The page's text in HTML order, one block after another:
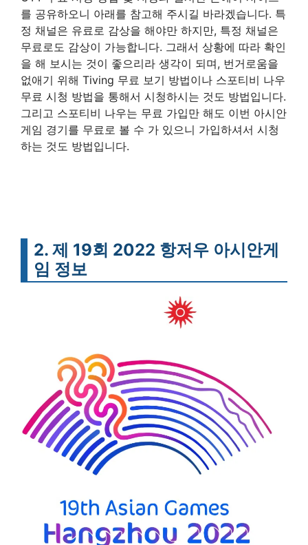
를 공유하오니 아래를 참고해 주시길 바라겠습니다. 특
정 채널은 유료로 감상을 해야만 하지만, 특정 채널은
무료로도 감상이 가능합니다. 그래서 상황에 따라 확인
을 해 보시는 것이 좋으리라 생각이 되며, 번거로움을
없애기 위해 Tiving 무료 보기 방법이나 스포티비 나우
무료 시청 방법을 통해서 시청하시는 것도 방법입니다.
그리고 스포티비 나우는 무료 가입만 해도 이번 아시안
게임 경기를 무료로 볼 수 가 있으니 가입하셔서 시청
하는 것도 방법입니다.
2. 제 19회 2022 항저우 아시안게
임 정보